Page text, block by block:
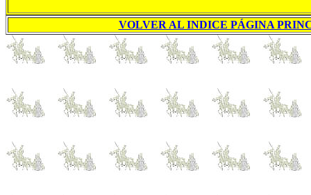
VOLVER AL INDICE PÁGINA